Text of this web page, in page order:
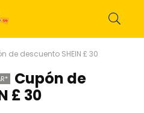
de descuento SHEIN £ 30
Cupón de
£ 30